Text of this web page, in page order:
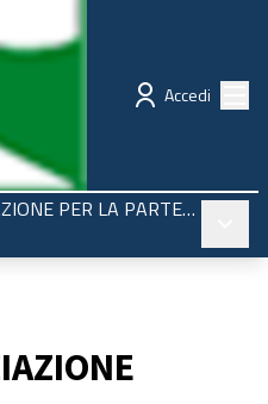
Accedi
PIANO TRIENNALE DI FORMAZIONE PER LA PARTECIPAZIONE 2025-2027